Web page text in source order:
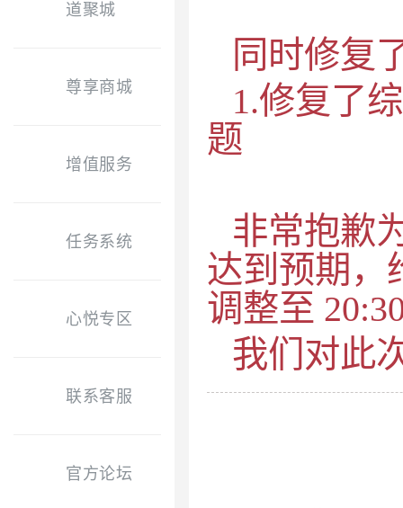
道聚城
尊享商城
增值服务
任务系统
心悦专区
联系客服
官方论坛
同时修复
1.修复了
题
非常抱歉
达到预期，
调整至
我们对此